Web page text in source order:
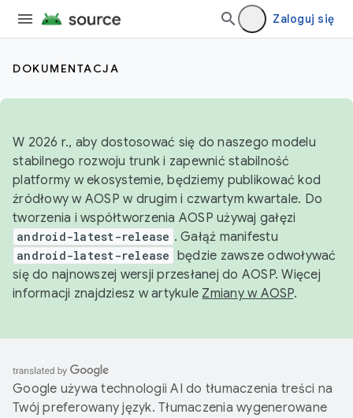
Zaloguj się
DOKUMENTACJA
W 2026 r., aby dostosować się do naszego modelu
stabilnego rozwoju trunk i zapewnić stabilność
platformy w ekosystemie, będziemy publikować kod
źródłowy w AOSP w drugim i czwartym kwartale. Do
tworzenia i współtworzenia AOSP używaj gałęzi
android-latest-release . Gałąź manifestu
android-latest-release będzie zawsze odwoływać
się do najnowszej wersji przesłanej do AOSP. Więcej
informacji znajdziesz w artykule Zmiany w AOSP.
Google używa technologii AI do tłumaczenia treści na
Twój preferowany język. Tłumaczenia wygenerowane